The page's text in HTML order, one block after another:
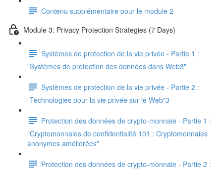
Contenu supplémentaire pour le module 2
Module 3: Privacy Protection Strategies (7 Days)
Systèmes de protection de la vie privée - Partie 1 :
"Systèmes de protection des données dans Web3"
Systèmes de protection de la vie privée - Partie 2 :
"Technologies pour la vie privée sur le Web"3
Protection des données de crypto-monnaie - Partie 1 :
"Cryptomonnaies de confidentialité 101 : Cryptomonnaies
anonymes améliorées"
Protection des données de crypto-monnaie - Partie 2 :